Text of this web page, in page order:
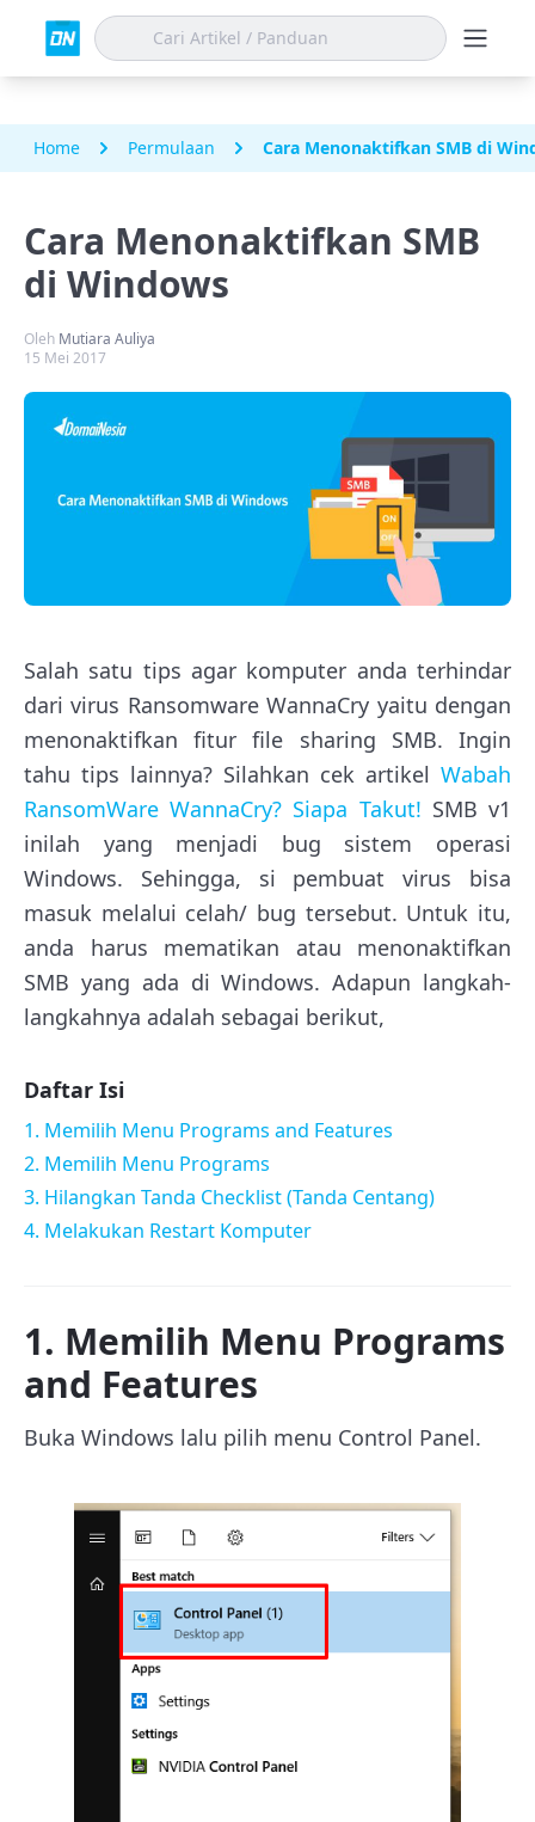
Home Permulaan Cara Menonaktifkan SMB di
Cara Menonaktifkan SMB
di Windows
Oleh Mutiara Auliya
15 Mei 2017
Salah satu tips agar komputer anda terhindar
dari virus Ransomware WannaCry yaitu dengan
menonaktifkan fitur file sharing SMB. Ingin
tahu tips lainnya? Silahkan cek artikel Wabah
RansomWare WannaCry? Siapa Takut! SMB v1
inilah yang menjadi bug sistem operasi
Windows. Sehingga, si pembuat virus bisa
masuk melalui celah/ bug tersebut. Untuk itu,
anda harus mematikan atau menonaktifkan
SMB yang ada di Windows. Adapun langkah-
langkahnya adalah sebagai berikut,
Daftar Isi
1. Memilih Menu Programs and Features
2. Memilih Menu Programs
3. Hilangkan Tanda Checklist (Tanda Centang)
4. Melakukan Restart Komputer
1. Memilih Menu Programs
and Features
Buka Windows lalu pilih menu Control Panel.